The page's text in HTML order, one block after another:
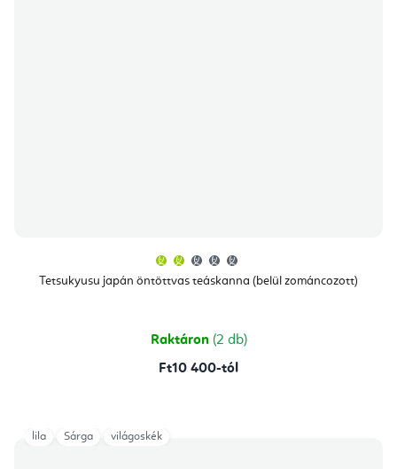
Tetsukyusu japán öntöttvas teáskanna (belül zománcozott)
átlagos
értékelése
csillag.
Raktáron (2 db)
Ft10 400-tól
lila Sárga világoskék